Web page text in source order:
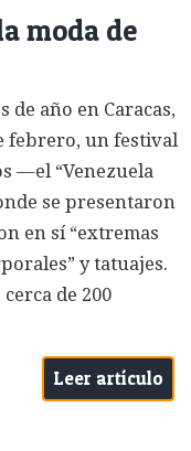
moda de
de año en Caracas,
febrero, un festival
—el “Venezuela
se presentaron
en sí “extremas
y tatuajes.
de 200
Leer artículo